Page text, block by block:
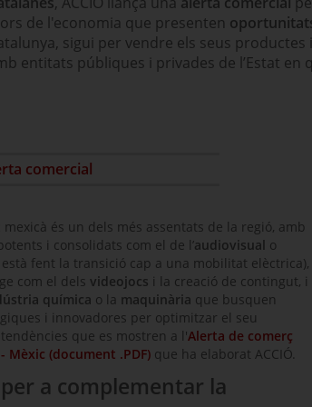
de l'economia que presenten
sigui per vendre els seus
entitats públiques i privades de l’Estat en
comercial
és un dels més assentats de la regió, amb
i consolidats com el de l’audiovisual o
fent la transició cap a una mobilitat elèctrica),
com el dels videojocs i la creació de contingut, i
química o la maquinària que busquen
i innovadores per optimitzar el seu
que es mostren a l'Alerta de comerç
Mèxic (document .PDF) que ha elaborat ACCIÓ.
a complementar la